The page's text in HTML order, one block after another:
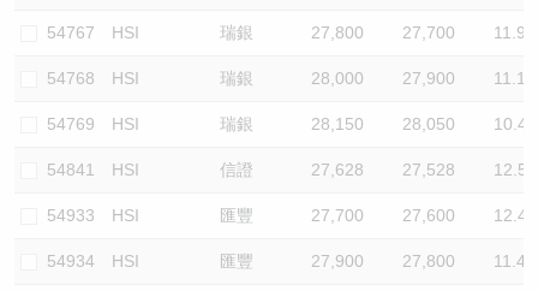
54767 HSI 瑞銀 27,800 27,700 11.9
54768 HSI 瑞銀 28,000 27,900 11.1
54769 HSI 瑞銀 28,150 28,050 10.4
54841 HSI 信證 27,628 27,528 12.5
54933 HSI 匯豐 27,700 27,600 12.4
54934 HSI 匯豐 27,900 27,800 11.4